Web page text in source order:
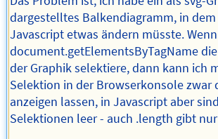
dargestelltes Balkendiagramm, in
Javascript etwas ändern müsste.
document.getElementsByTagName
der Graphik selektiere, dann kann ich
Selektion in der Browserkonsole zwar
anzeigen lassen, in Javascript aber
Selektionen leer - auch .length gibt